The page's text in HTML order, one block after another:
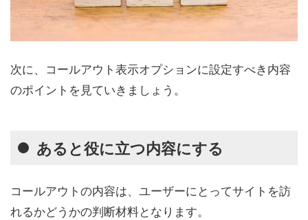
次に、コールアウト表示オプションに設定すべき内容
のポイントを見ていきましょう。
あると役に立つ内容にする
コールアウトの内容は、ユーザーにとってサイトを訪
れるかどうかの判断材料となります。